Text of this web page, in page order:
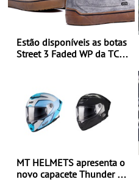
Estão disponíveis as botas
Street 3 Faded WP da TCX
MT HELMETS apresenta o
novo capacete Thunder 4 R